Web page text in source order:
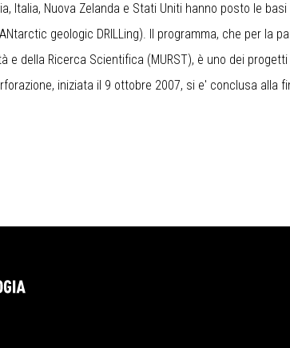
Italia, Nuova Zelanda e Stati Uniti hanno posto le
geologic DRILLing). Il programma, che per la
e della Ricerca Scientifica (MURST), è uno dei
iniziata il 9 ottobre 2007, si e' conclusa alla